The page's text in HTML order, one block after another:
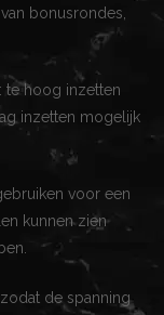
bonusrondes,
te hoog inzetten
inzetten mogelijk
voor een
kunnen zien
de spanning